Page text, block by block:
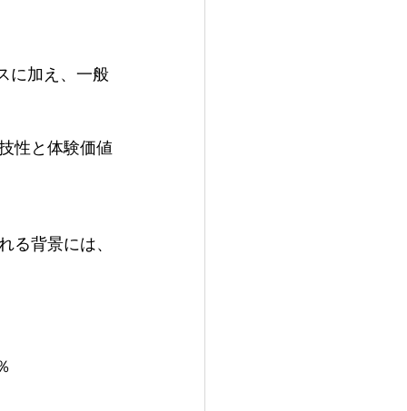
に加え、一般
性と体験価値
る背景には、